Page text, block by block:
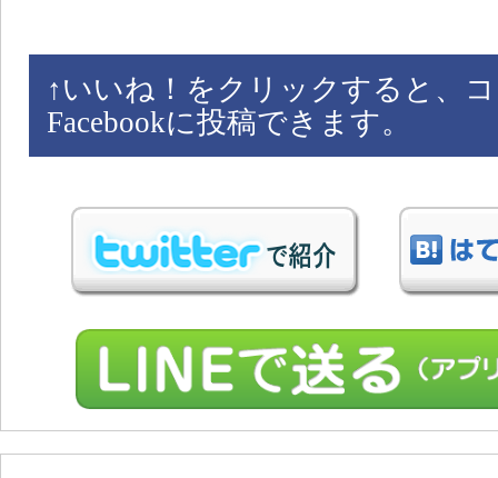
↑ いいね！をクリックすると、
Facebookに投稿できます。